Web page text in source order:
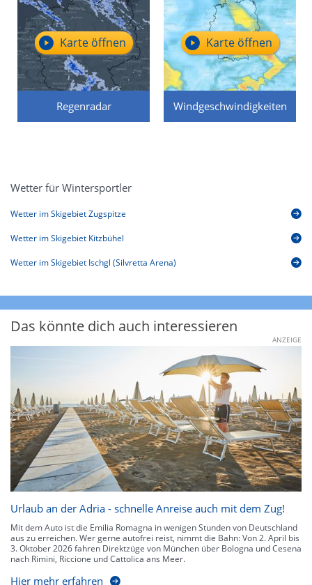
Regenradar
Karte öffnen
Windgeschwindigkeiten
Karte öffnen
Wetter für Wintersportler
Wetter im Skigebiet Zugspitze
Wetter im Skigebiet Kitzbühel
Wetter im Skigebiet Ischgl (Silvretta Arena)
Das könnte dich auch interessieren
ANZEIGE
Urlaub an der Adria - schnelle Anreise auch mit dem Zug!
Mit dem Auto ist die Emilia Romagna in wenigen Stunden von Deutschland
aus zu erreichen. Wer gerne autofrei reist, nimmt die Bahn: Von 2. April bis
3. Oktober 2026 fahren Direktzüge von München über Bologna und Cesena
nach Rimini, Riccione und Cattolica ans Meer.
Hier mehr erfahren